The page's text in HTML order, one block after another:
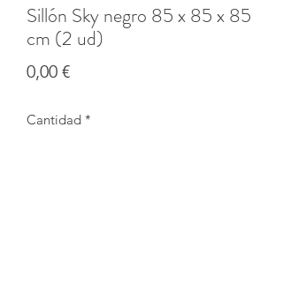
Sillón Sky negro 85 x 85 x 85
cm (2 ud)
0,00 €Precio
Cantidad *